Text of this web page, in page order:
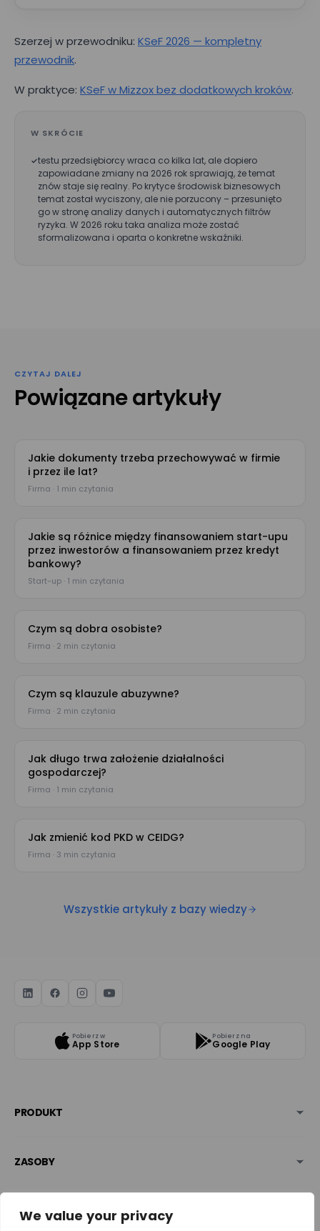
We value your privacy
Szerzej w przewodniku: KSeF 2026 — kompletny
przewodnik.
W praktyce: KSeF w Mizzox bez dodatkowych kroków.
W SKRÓCIE
testu przedsiębiorcy wraca co kilka lat, ale dopiero
zapowiadane zmiany na 2026 rok sprawiają, że temat
znów staje się realny. Po krytyce środowisk biznesowych
temat został wyciszony, ale nie porzucony – przesunięto
go w stronę analizy danych i automatycznych filtrów
ryzyka. W 2026 roku taka analiza może zostać
sformalizowana i oparta o konkretne wskaźniki.
CZYTAJ DALEJ
Powiązane artykuły
Jakie dokumenty trzeba przechowywać w firmie
i przez ile lat?
Firma · 1 min czytania
Jakie są różnice między finansowaniem start-upu
przez inwestorów a finansowaniem przez kredyt
bankowy?
Start-up · 1 min czytania
Czym są dobra osobiste?
Firma · 2 min czytania
Czym są klauzule abuzywne?
Firma · 2 min czytania
Jak długo trwa założenie działalności
gospodarczej?
Firma · 1 min czytania
Jak zmienić kod PKD w CEIDG?
Firma · 3 min czytania
Wszystkie artykuły z bazy wiedzy
Pobierz w
App Store
Pobierz na
Google Play
PRODUKT
ZASOBY
BEZPIECZEŃSTWO & NAGRODY